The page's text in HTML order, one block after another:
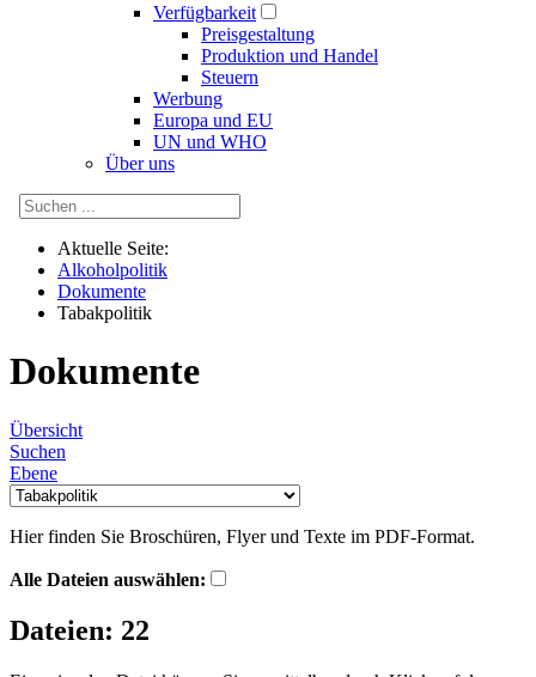
Verfügbarkeit
Preisgestaltung
Produktion und Handel
Steuern
Werbung
Europa und EU
UN und WHO
Über uns
Aktuelle Seite:
Alkoholpolitik
Dokumente
Tabakpolitik
Dokumente
Übersicht
Suchen
Ebene
Hier finden Sie Broschüren, Flyer und Texte im PDF-Format.
Alle Dateien auswählen:
Dateien: 22